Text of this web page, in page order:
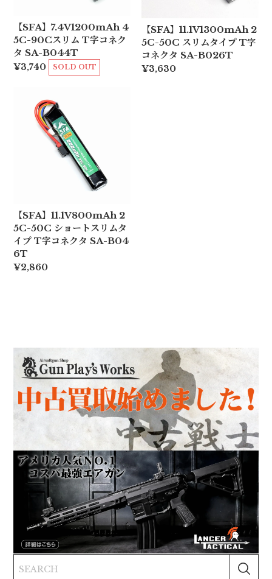
【SFA】7.4V1200mAh 4
5C-90Cスリム T字コネク
タ SA-B044T
¥3,740 SOLD OUT
【SFA】11.1V1300mAh 2
5C-50C スリムタイプ T字
コネクタ SA-B026T
¥3,630
【SFA】11.1V800mAh 2
5C-50C ショートスリムタ
イプ T字コネクタ SA-B04
6T
¥2,860